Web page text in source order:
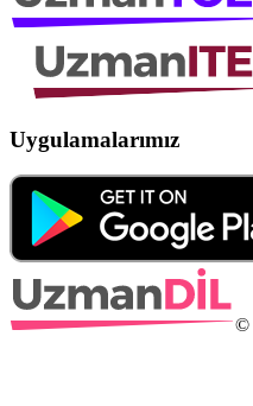
Uygulamalarımız
©